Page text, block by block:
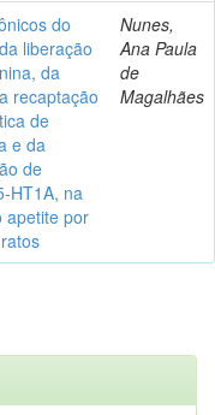
do
liberação
da
recaptação
de
e da
de
HT1A, na
apetite por
Nunes,
Ana Paula
de
Magalhães